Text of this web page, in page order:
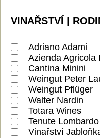
VINAŘSTVÍ |
Adriano Adami
Azienda Agricola
Cantina Minini
Weingut Peter
Weingut Pflüger
Walter Nardin
Totara Wines
Tenute Lombardo
Vinařství